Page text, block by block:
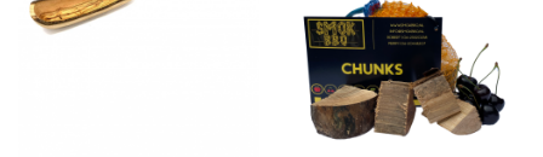
Toevoegen
verlanglijst